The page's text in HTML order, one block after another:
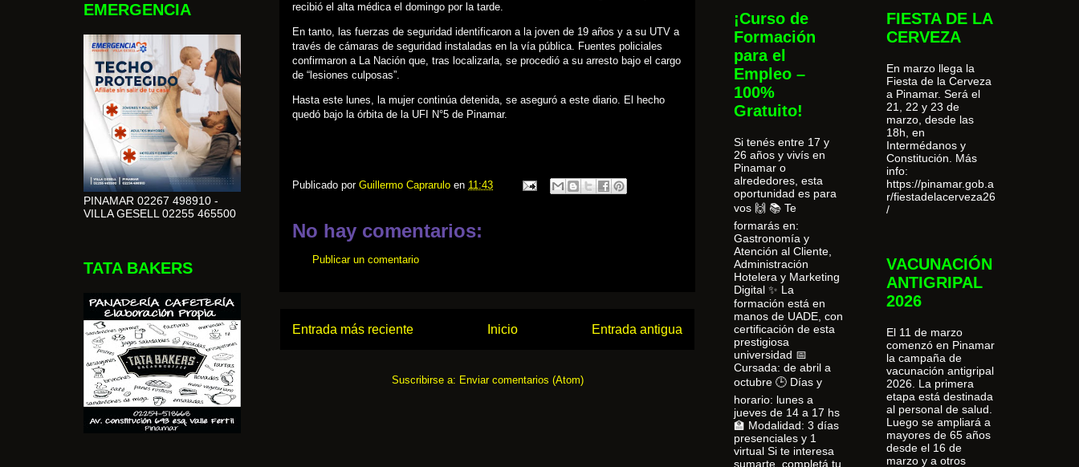
recibió el alta médica el domingo por la tarde.
En tanto, las fuerzas de seguridad identificaron a la joven de 19 años y a su UTV a
través de cámaras de seguridad instaladas en la vía pública. Fuentes policiales
confirmaron a La Nación que, tras localizarla, se procedió a su arresto bajo el cargo
de “lesiones culposas”.
Hasta este lunes, la mujer continúa detenida, se aseguró a este diario. El hecho
quedó bajo la órbita de la UFI N°5 de Pinamar.
Publicado por Guillermo Caprarulo en 11:43
No hay comentarios:
Publicar un comentario
Entrada más reciente Entrada antigua
Inicio
Suscribirse a: Enviar comentarios (Atom)
EMERGENCIA
PINAMAR 02267 498910 -
VILLA GESELL 02255 465500
TATA BAKERS
¡Curso de
Formación
para el
Empleo –
100%
Gratuito!
Si tenés entre 17 y
26 años y vivís en
Pinamar o
alrededores, esta
oportunidad es para
vos 🙌 📚 Te
formarás en:
Gastronomía y
Atención al Cliente,
Administración
Hotelera y Marketing
Digital ✨ La
formación está en
manos de UADE, con
certificación de esta
prestigiosa
universidad 📅
Cursada: de abril a
octubre 🕒 Días y
horario: lunes a
jueves de 14 a 17 hs
🏫 Modalidad: 3 días
presenciales y 1
virtual Si te interesa
sumarte, completá tu
FIESTA DE LA
CERVEZA
En marzo llega la
Fiesta de la Cerveza
a Pinamar. Será el
21, 22 y 23 de
marzo, desde las
18h, en
Intermédanos y
Constitución. Más
info:
https://pinamar.gob.a
r/fiestadelacerveza26
/
VACUNACIÓN
ANTIGRIPAL
2026
El 11 de marzo
comenzó en Pinamar
la campaña de
vacunación antigripal
2026. La primera
etapa está destinada
al personal de salud.
Luego se ampliará a
mayores de 65 años
desde el 16 de
marzo y a otros